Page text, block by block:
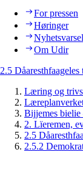
For pressen
Høringer
Nyhetsvarsel
Om Udir
2.5 Dåaresthfaageles
Læring og
Bijjemes bielie
2. Lïeremen,
2.5
2.5.2